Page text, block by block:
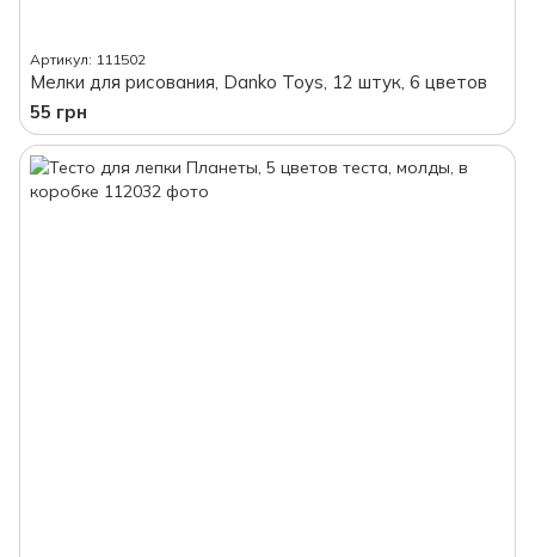
Артикул: 111502
Мелки для рисования, Danko Toys, 12 штук, 6 цветов
55 грн